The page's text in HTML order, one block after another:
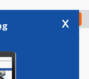
Check in
x